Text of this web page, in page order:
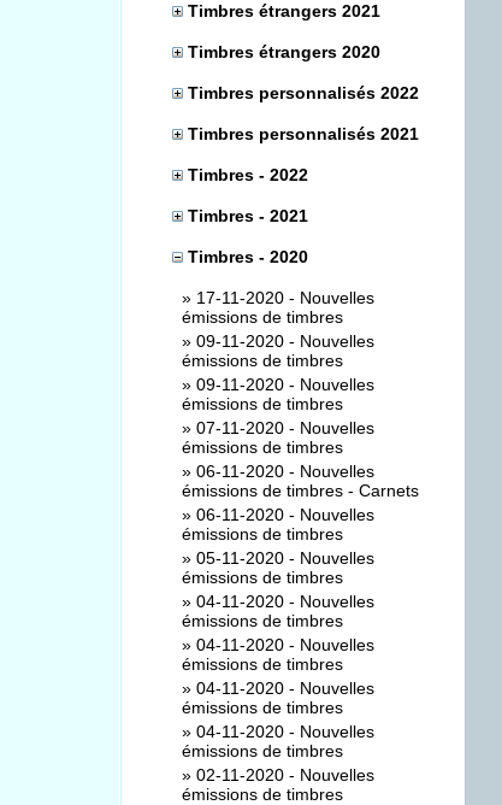
Timbres étrangers 2021
Timbres étrangers 2020
Timbres personnalisés 2022
Timbres personnalisés 2021
Timbres - 2022
Timbres - 2021
Timbres - 2020
» 17-11-2020 - Nouvelles
émissions de timbres
» 09-11-2020 - Nouvelles
émissions de timbres
» 09-11-2020 - Nouvelles
émissions de timbres
» 07-11-2020 - Nouvelles
émissions de timbres
» 06-11-2020 - Nouvelles
émissions de timbres - Carnets
» 06-11-2020 - Nouvelles
émissions de timbres
» 05-11-2020 - Nouvelles
émissions de timbres
» 04-11-2020 - Nouvelles
émissions de timbres
» 04-11-2020 - Nouvelles
émissions de timbres
» 04-11-2020 - Nouvelles
émissions de timbres
» 04-11-2020 - Nouvelles
émissions de timbres
» 02-11-2020 - Nouvelles
émissions de timbres